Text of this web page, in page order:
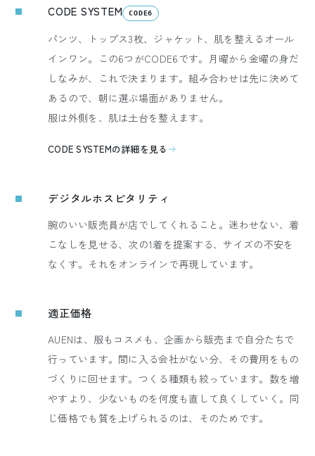
CODE SYSTEM CODE6
パンツ、トップス3枚、ジャケット、肌を整えるオール
インワン。この6つがCODE6です。月曜から金曜の身だ
しなみが、これで決まります。組み合わせは先に決めて
あるので、朝に選ぶ場面がありません。
服は外側を、肌は土台を整えます。
CODE SYSTEMの詳細を見る
デジタルホスピタリティ
腕のいい販売員が店でしてくれること。迷わせない、着
こなしを見せる、次の1着を提案する、サイズの不安を
なくす。それをオンラインで再現しています。
適正価格
AUENは、服もコスメも、企画から販売まで自分たちで
行っています。間に入る会社がない分、その費用をもの
づくりに回せます。つくる種類も絞っています。数を増
やすより、少ないものを何度も直して良くしていく。同
じ価格でも質を上げられるのは、そのためです。